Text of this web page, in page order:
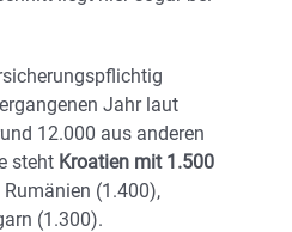
Jahr laut
12.000 aus anderen
steht Kroatien mit 1.500
(1.400),
(1.300).